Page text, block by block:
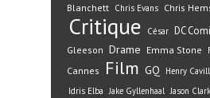
Blanchett Chris Evans Chris
Critique César DC
Gleeson Drame Emma Stone
Cannes
Film GQ Henry Cavill
Idris Elba
Jake Gyllenhaal Jason